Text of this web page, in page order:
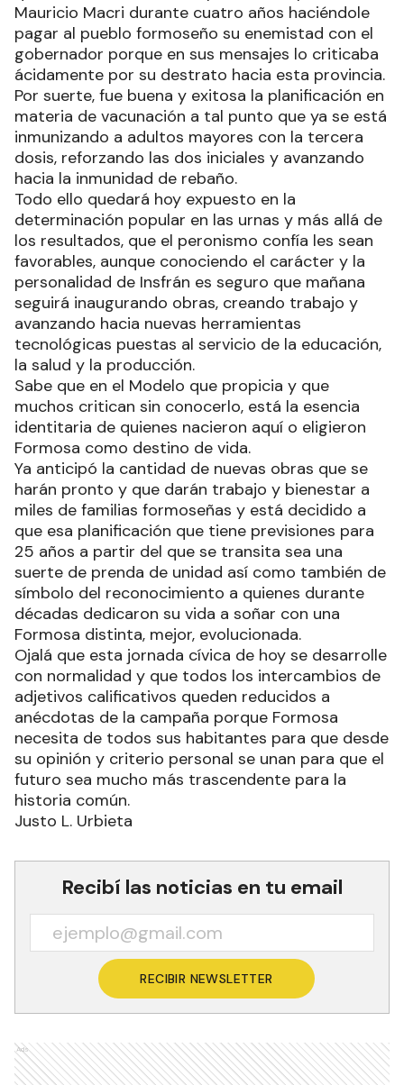
Mauricio Macri durante cuatro años haciéndole
pagar al pueblo formoseño su enemistad con el
gobernador porque en sus mensajes lo criticaba
ácidamente por su destrato hacia esta provincia.
Por suerte, fue buena y exitosa la planificación en
materia de vacunación a tal punto que ya se está
inmunizando a adultos mayores con la tercera
dosis, reforzando las dos iniciales y avanzando
hacia la inmunidad de rebaño.
Todo ello quedará hoy expuesto en la
determinación popular en las urnas y más allá de
los resultados, que el peronismo confía les sean
favorables, aunque conociendo el carácter y la
personalidad de Insfrán es seguro que mañana
seguirá inaugurando obras, creando trabajo y
avanzando hacia nuevas herramientas
tecnológicas puestas al servicio de la educación,
la salud y la producción.
Sabe que en el Modelo que propicia y que
muchos critican sin conocerlo, está la esencia
identitaria de quienes nacieron aquí o eligieron
Formosa como destino de vida.
Ya anticipó la cantidad de nuevas obras que se
harán pronto y que darán trabajo y bienestar a
miles de familias formoseñas y está decidido a
que esa planificación que tiene previsiones para
25 años a partir del que se transita sea una
suerte de prenda de unidad así como también de
símbolo del reconocimiento a quienes durante
décadas dedicaron su vida a soñar con una
Formosa distinta, mejor, evolucionada.
Ojalá que esta jornada cívica de hoy se desarrolle
con normalidad y que todos los intercambios de
adjetivos calificativos queden reducidos a
anécdotas de la campaña porque Formosa
necesita de todos sus habitantes para que desde
su opinión y criterio personal se unan para que el
futuro sea mucho más trascendente para la
historia común.
Justo L. Urbieta
Recibí las noticias en tu email
RECIBIR NEWSLETTER
Ads